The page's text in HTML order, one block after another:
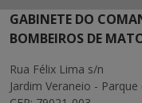
GABINETE DO
BOMBEIROS DE
Rua Félix Lima s/n
Jardim Veraneio -